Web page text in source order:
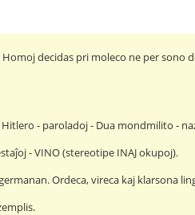
decidas pri moleco ne per sono
- paroladoj - Dua mondmilito -
- VINO (stereotipe INAJ okupoj).
Ordeca, vireca kaj klarsona